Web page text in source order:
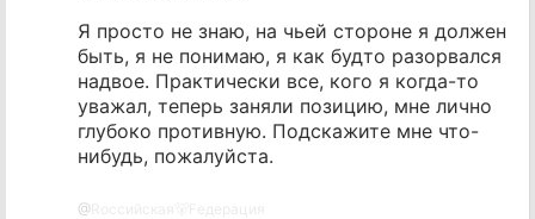
Я просто не знаю, на чьей стороне я должен
быть, я не понимаю, я как будто разорвался
надвое. Практически все, кого я когда-то
уважал, теперь заняли позицию, мне лично
глубоко противную. Подскажите мне что-
нибудь, пожалуйста.
@